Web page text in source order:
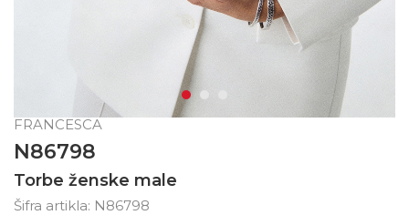
FRANCESCA
N86798
Torbe ženske male
Šifra artikla: N86798